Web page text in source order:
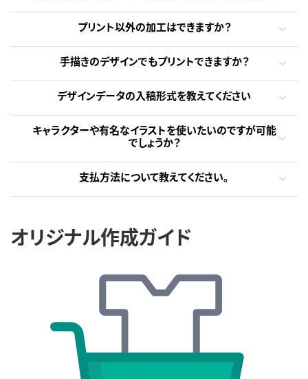
プリント以外の加工はできますか？
手描きのデザインでもプリントできますか？
デザインデータの入稿形式を教えてください
キャラクターや有名なイラストを使いたいのですが可能
でしょうか？
支払方法について教えてください。
オリジナル作成ガイド